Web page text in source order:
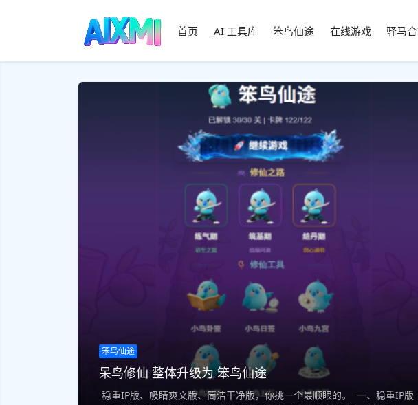
首页 AI 工具库 笨鸟仙途 在线游戏 驿马
笨鸟仙途
呆鸟修仙 整体升级为 笨鸟仙途
稳重IP版、吸睛爽文版、简洁干净版，你挑一个最顺眼的。 一、稳重IP版